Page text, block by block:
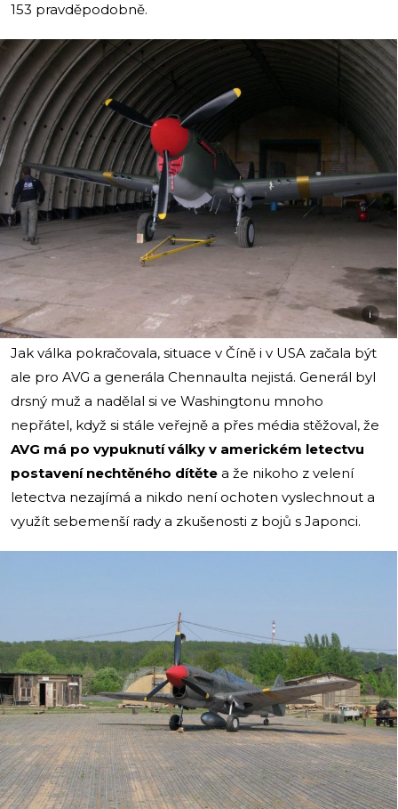
153 pravděpodobně.
i
Jak válka pokračovala, situace v Číně i v USA začala být
ale pro AVG a generála Chennaulta nejistá. Generál byl
drsný muž a nadělal si ve Washingtonu mnoho
nepřátel, když si stále veřejně a přes média stěžoval, že
AVG má po vypuknutí války v americkém letectvu
postavení nechtěného dítěte a že nikoho z velení
letectva nezajímá a nikdo není ochoten vyslechnout a
využít sebemenší rady a zkušenosti z bojů s Japonci.